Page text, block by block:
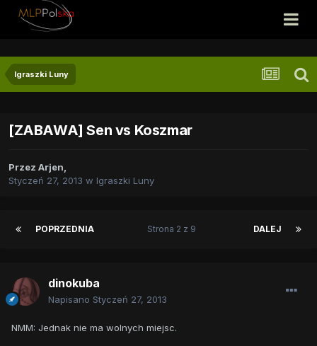
Igraszki Luny
[ZABAWA] Sen vs Koszmar
Przez Arjen,
Styczeń 27, 2013 w Igraszki Luny
POPRZEDNIA DALEJ
Strona 2 z 9
dinokuba
Napisano Styczeń 27, 2013
NMM: Jednak nie ma wolnych miejsc.